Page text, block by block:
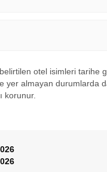
otel isimleri tarihe
yer almayan durumlarda
korunur.